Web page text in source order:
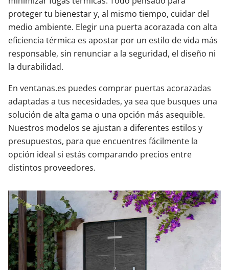
proteger tu bienestar y, al mismo tiempo, cuidar del
medio ambiente. Elegir una puerta acorazada con alta
eficiencia térmica es apostar por un estilo de vida más
responsable, sin renunciar a la seguridad, el diseño ni
la durabilidad.
En ventanas.es puedes comprar puertas acorazadas
adaptadas a tus necesidades, ya sea que busques una
solución de alta gama o una opción más asequible.
Nuestros modelos se ajustan a diferentes estilos y
presupuestos, para que encuentres fácilmente la
opción ideal si estás comparando precios entre
distintos proveedores.